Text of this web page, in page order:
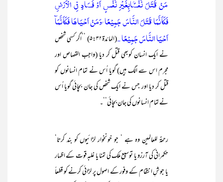
مَنْ قَتَلَ نَفْسًۢابِغَيْرِ نَفْسٍ اَوْ فَسَادٍ فِي الْاَرْضِ
فَكَاَنَّمَا قَتَلَ النَّاسَ جَمِيْعًا ۭوَمَنْ اَحْيَاهَا فَكَاَنَّمَآ
اَحْيَا النَّاسَ جَمِيْعًا ۔
(المائدۃ۵:۳۲) ’’اگر کسی شخص
نے ایک انسان کوبھی قتل کر دیا (واجب القصاص اور
مجرم اس سے الگ ہیں) گویا اُس نے تمام انسانوں کو
قتل کر دیا اور جس نے ایک شخص کی جان بچائی گویا اُس
نے تمام انسانوں کی جان بچائی‘‘۔
رحمۃٌ للعالمین وہ ہے ‘ جو خونخوار لڑائیوں کو بند کرتا‘
حکمرانی کی آرزو یا توسیع ملک کی تمنا یا غلبہ قوت کے اظہار
یا جوشِ انتقام کے وفور کے اصول پر لڑائی کرنے کو قطعاً